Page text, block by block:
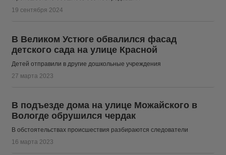
19 сентября 2024
В Великом Устюге обвалился фасад
детского сада на улице Красной
Детей отправили в другие дошкольные учреждения
27 марта 2023
В подъезде дома на улице Можайского в
Вологде обрушился чердак
В обстоятельствах происшествия разбираются следователи
16 марта 2023